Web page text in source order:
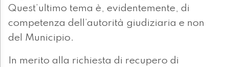
Quest’ultimo tema è, evidentemente, di
competenza dell’autorità giudiziaria e non
del Municipio.
In merito alla richiesta di recupero di